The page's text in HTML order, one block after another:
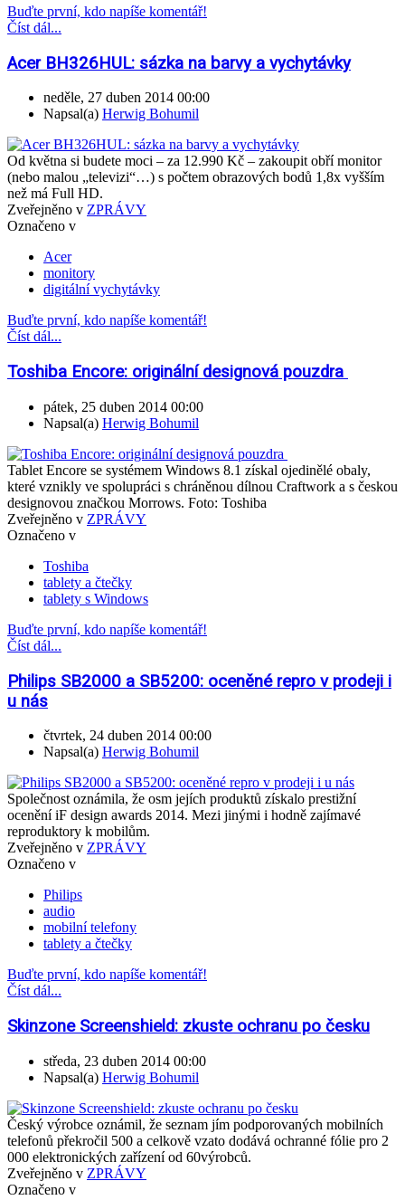
Buďte první, kdo napíše komentář!
Číst dál...
Acer BH326HUL: sázka na barvy a vychytávky
neděle, 27 duben 2014 00:00
Napsal(a) Herwig Bohumil
Od května si budete moci – za 12.990 Kč – zakoupit obří monitor
(nebo malou „televizi“…) s počtem obrazových bodů 1,8x vyšším
než má Full HD.
Zveřejněno v ZPRÁVY
Označeno v
Acer
monitory
digitální vychytávky
Buďte první, kdo napíše komentář!
Číst dál...
Toshiba Encore: originální designová pouzdra
pátek, 25 duben 2014 00:00
Napsal(a) Herwig Bohumil
Tablet Encore se systémem Windows 8.1 získal ojedinělé obaly,
které vznikly ve spolupráci s chráněnou dílnou Craftwork a s českou
designovou značkou Morrows. Foto: Toshiba
Zveřejněno v ZPRÁVY
Označeno v
Toshiba
tablety a čtečky
tablety s Windows
Buďte první, kdo napíše komentář!
Číst dál...
Philips SB2000 a SB5200: oceněné repro v prodeji i
u nás
čtvrtek, 24 duben 2014 00:00
Napsal(a) Herwig Bohumil
Společnost oznámila, že osm jejích produktů získalo prestižní
ocenění iF design awards 2014. Mezi jinými i hodně zajímavé
reproduktory k mobilům.
Zveřejněno v ZPRÁVY
Označeno v
Philips
audio
mobilní telefony
tablety a čtečky
Buďte první, kdo napíše komentář!
Číst dál...
Skinzone Screenshield: zkuste ochranu po česku
středa, 23 duben 2014 00:00
Napsal(a) Herwig Bohumil
Český výrobce oznámil, že seznam jím podporovaných mobilních
telefonů překročil 500 a celkově vzato dodává ochranné fólie pro 2
000 elektronických zařízení od 60výrobců.
Zveřejněno v ZPRÁVY
Označeno v